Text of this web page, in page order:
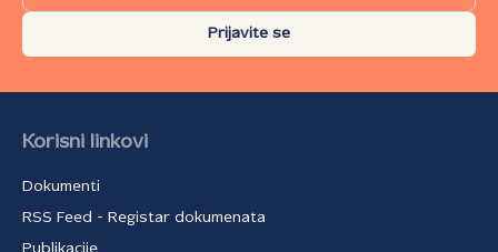
Prijavite se
Korisni linkovi
Dokumenti
RSS Feed - Registar dokumenata